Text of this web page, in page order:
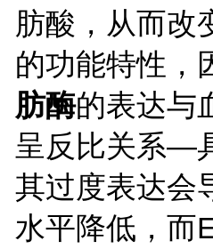
肪酸，从而改
的功能特性，
肪酶的表达与
呈反比关系—
其过度表达会
水平降低，而